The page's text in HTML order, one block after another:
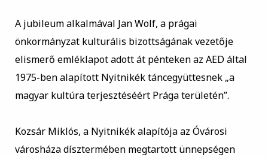
A jubileum alkalmával Jan Wolf, a prágai
önkormányzat kulturális bizottságának vezetője
elismerő emléklapot adott át pénteken az AED által
1975-ben alapított Nyitnikék táncegyüttesnek „a
magyar kultúra terjesztéséért Prága területén”.
Kozsár Miklós, a Nyitnikék alapítója az Óvárosi
városháza dísztermében megtartott ünnepségen